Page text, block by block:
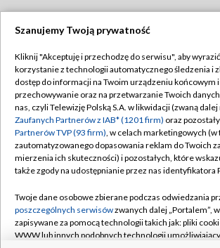
TVP
Abonament TVP
Emisja w TVP
Centrum informacji TVP
Naziemna Telewizja Cyfrowa
Rada Programowa
System NOS
Regulamin TVP
Polityka prywatności
Moje zgody
Pomoc
Kontakt
Szanujemy Twoją prywatność
Kliknij "Akceptuję i przechodzę do serwisu", aby
korzystanie z technologii automatycznego śledzenia i
dostęp do informacji na Twoim urządzeniu końcowym i
przechowywanie oraz na przetwarzanie Twoich
nas, czyli Telewizję Polską S.A. w likwidacji (zwaną dalej
Zaufanych Partnerów z IAB* (1201 firm) oraz
Partnerów TVP (93 firm), w celach marketingowych (w
zautomatyzowanego dopasowania reklam do Twoich
mierzenia ich skuteczności) i pozostałych, które
także zgody na udostępnianie przez nas identyfikatora
Twoje dane osobowe zbierane podczas odwiedzania
poszczególnych serwisówzwanych dalej „Portalem”,
zapisywane za pomocą technologii takich jak: pliki
WWW lub innych podobnych technologii